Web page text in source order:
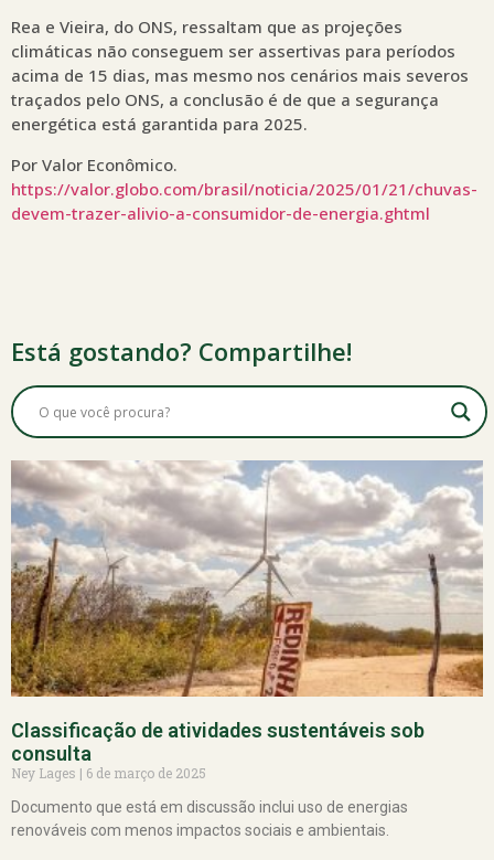
Rea e Vieira, do ONS, ressaltam que as projeções
climáticas não conseguem ser assertivas para períodos
acima de 15 dias, mas mesmo nos cenários mais severos
traçados pelo ONS, a conclusão é de que a segurança
energética está garantida para 2025.
Por Valor Econômico.
https://valor.globo.com/brasil/noticia/2025/01/21/chuvas-
devem-trazer-alivio-a-consumidor-de-energia.ghtml
Está gostando? Compartilhe!
Classificação de atividades sustentáveis sob
consulta
Ney Lages
6 de março de 2025
Documento que está em discussão inclui uso de energias
renováveis com menos impactos sociais e ambientais.